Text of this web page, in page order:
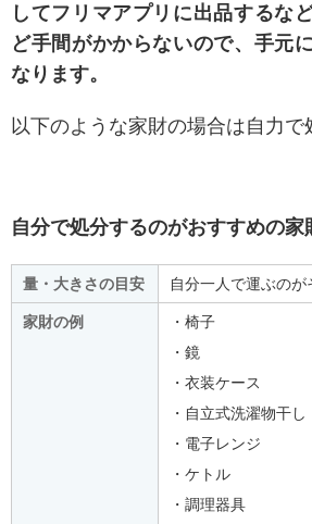
してフリマアプリに出品するな
ど手間がかからないので、手元
なります。
以下のような家財の場合は自力で
自分で処分するのがおすすめの家
量・大きさの目安 自分一人で運ぶの
家財の例
・椅子
・鏡
・衣装ケース
・自立式洗濯物干し
・電子レンジ
・ケトル
・調理器具